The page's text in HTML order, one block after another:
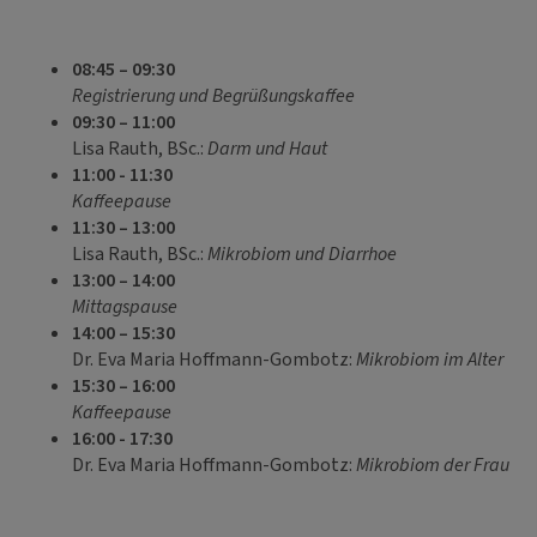
08:45 – 09:30
Registrierung und Begrüßungskaffee
09:30 – 11:00
Lisa Rauth, BSc.:Darm und Haut
11:00 - 11:30
Kaffeepause
11:30 – 13:00
Lisa Rauth, BSc.:Mikrobiom und Diarrhoe
13:00 – 14:00
Mittagspause
14:00 – 15:30
Dr. Eva Maria Hoffmann-Gombotz:Mikrobiom im Alter
15:30 – 16:00
Kaffeepause
16:00 - 17:30
Dr. Eva Maria Hoffmann-Gombotz:Mikrobiom der Frau